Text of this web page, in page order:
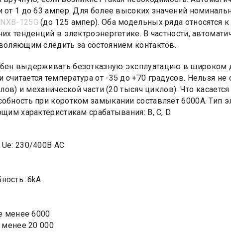
1 до 63 ампер. Для более высоких значений
NXB-125G (до 125 ампер). Оба модельных ряда относятся к
тенденций в электроэнергетике. В частности,
следить за состоянием контактов.
выдерживать безотказную эксплуатацию в широком
температура от -35 до +70 градусов. Нельзя не
и механической части (20 тысяч циклов). Что касается
при коротком замыкании составляет 6000А. Тип
характеристикам срабатывания: B, C, D.
230/400B AC
6kA
менее 6000
менее 20 000